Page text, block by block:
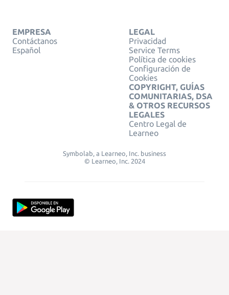
EMPRESA
Contáctanos
Español
LEGAL
Privacidad
Service Terms
Política de cookies
Configuración de
Cookies
COPYRIGHT, GUÍAS
COMUNITARIAS, DSA
& OTROS RECURSOS
LEGALES
Centro Legal de
Learneo
Symbolab, a Learneo, Inc. business
© Learneo, Inc. 2024